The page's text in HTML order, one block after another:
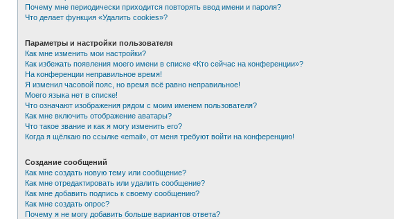
Почему мне периодически приходится повторять ввод имени и пароля?
Что делает функция «Удалить cookies»?
Параметры и настройки пользователя
Как мне изменить мои настройки?
Как избежать появления моего имени в списке «Кто сейчас на конференции»?
На конференции неправильное время!
Я изменил часовой пояс, но время всё равно неправильное!
Моего языка нет в списке!
Что означают изображения рядом с моим именем пользователя?
Как мне включить отображение аватары?
Что такое звание и как я могу изменить его?
Когда я щёлкаю по ссылке «email», от меня требуют войти на конференцию!
Создание сообщений
Как мне создать новую тему или сообщение?
Как мне отредактировать или удалить сообщение?
Как мне добавить подпись к своему сообщению?
Как мне создать опрос?
Почему я не могу добавить больше вариантов ответа?